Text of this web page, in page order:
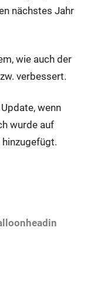
nächstes Jahr
wie auch der
verbessert.
wenn
wurde auf
hinzugefügt.
in